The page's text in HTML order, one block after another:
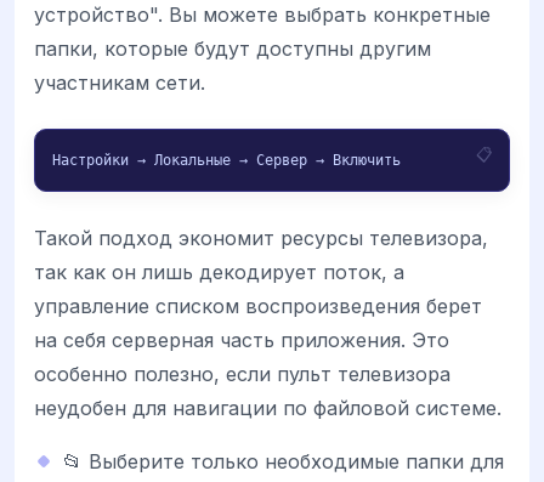
устройство". Вы можете выбрать конкретные
папки, которые будут доступны другим
участникам сети.
Настройки → Локальные → Сервер → Включить
Такой подход экономит ресурсы телевизора,
так как он лишь декодирует поток, а
управление списком воспроизведения берет
на себя серверная часть приложения. Это
особенно полезно, если пульт телевизора
неудобен для навигации по файловой системе.
📂 Выберите только необходимые папки для